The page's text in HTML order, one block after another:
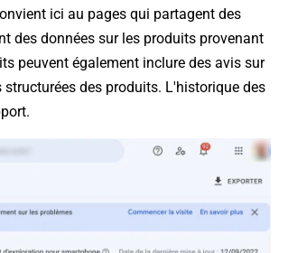
ici au pages qui partagent des
des données sur les produits provenant
peuvent également inclure des avis sur
des produits. L'historique des